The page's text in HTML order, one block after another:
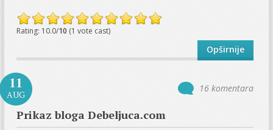
Rating: 10.0/10 (1 vote cast)
Opširnije
11
AUG
16 komentara
Prikaz bloga Debeljuca.com